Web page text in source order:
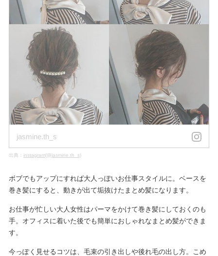
jasmine.th_s
出典： instagram(@jasmine.th_s)
ボブでもアップにすれば大人っぽいお仕事スタイルに。ベースを
巻き髪にすると、動きが出て垢抜けたまとめ髪になります。
お仕事が忙しい大人女性はパーマをかけて巻き髪にしておくのも
手。オフィスに着いた後でも簡単におしゃれなまとめ髪ができま
す。
今っぽく見せるコツは、毛束の引き出しや後れ毛の出し方。こめ